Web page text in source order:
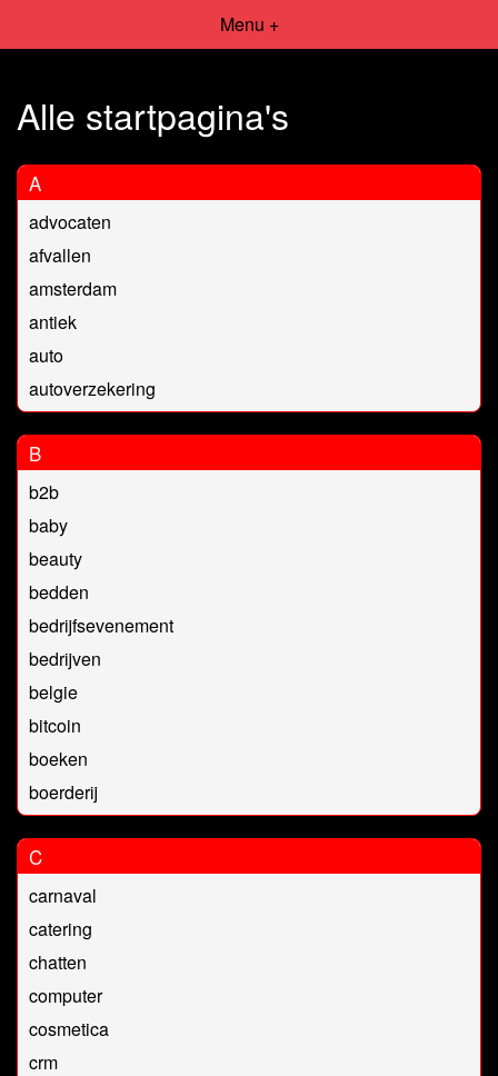
Menu +
Alle startpagina's
A
advocaten
afvallen
amsterdam
antiek
auto
autoverzekering
B
b2b
baby
beauty
bedden
bedrijfsevenement
bedrijven
belgie
bitcoin
boeken
boerderij
C
carnaval
catering
chatten
computer
cosmetica
crm